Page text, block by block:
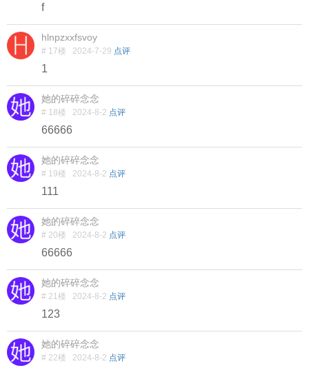
f
hlnpzxxfsvoy
# 17楼 2024-7-29 点评
1
她的碎碎念念
# 18楼 2024-8-2 点评
66666
她的碎碎念念
# 19楼 2024-8-2 点评
111
她的碎碎念念
# 20楼 2024-8-2 点评
66666
她的碎碎念念
# 21楼 2024-8-2 点评
123
她的碎碎念念
# 22楼 2024-8-2 点评